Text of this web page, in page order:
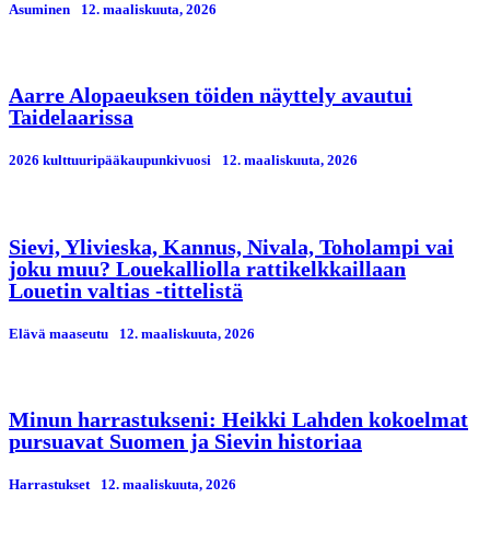
Asuminen 12. maaliskuuta, 2026
Aarre Alopaeuksen töiden näyttely avautui
Taidelaarissa
2026 kulttuuripääkaupunkivuosi 12. maaliskuuta, 2026
Sievi, Ylivieska, Kannus, Nivala, Toholampi vai
joku muu? Louekalliolla rattikelkkaillaan
Louetin valtias -tittelistä
Elävä maaseutu 12. maaliskuuta, 2026
Minun harrastukseni: Heikki Lahden kokoelmat
pursuavat Suomen ja Sievin historiaa
Harrastukset 12. maaliskuuta, 2026